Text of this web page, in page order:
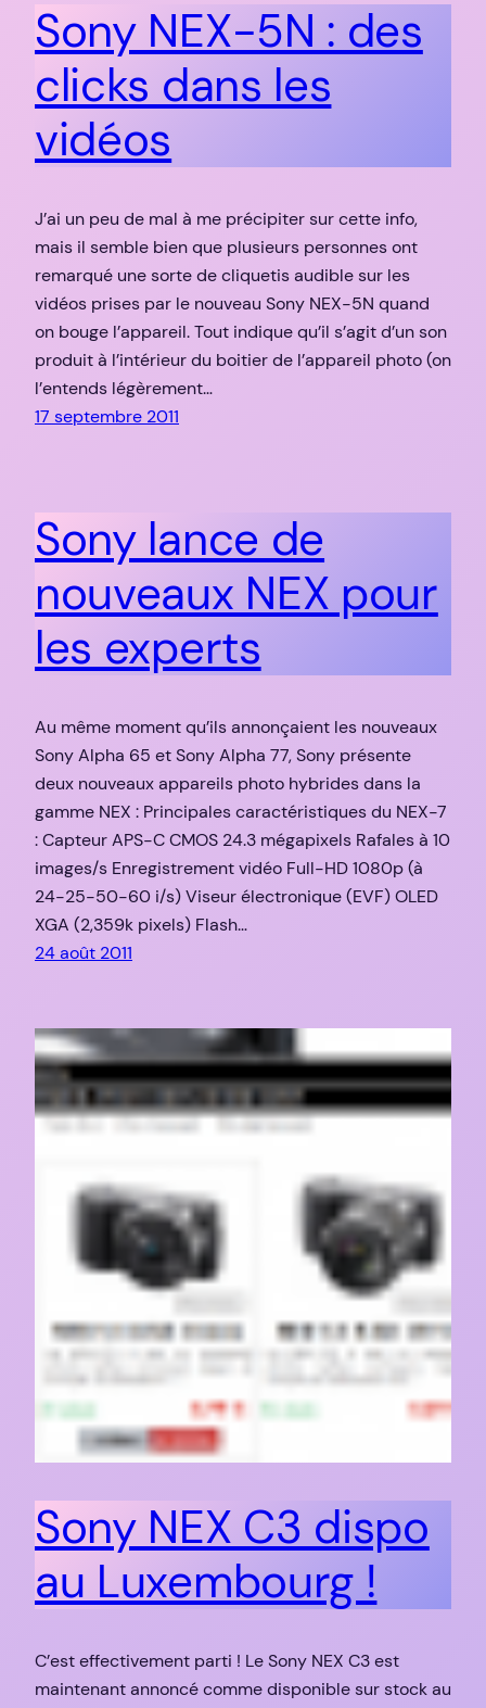
Sony NEX-5N : des
clicks dans les
vidéos
J’ai un peu de mal à me précipiter sur cette info,
mais il semble bien que plusieurs personnes ont
remarqué une sorte de cliquetis audible sur les
vidéos prises par le nouveau Sony NEX-5N quand
on bouge l’appareil. Tout indique qu’il s’agit d’un son
produit à l’intérieur du boitier de l’appareil photo (on
l’entends légèrement…
17 septembre 2011
Sony lance de
nouveaux NEX pour
les experts
Au même moment qu’ils annonçaient les nouveaux
Sony Alpha 65 et Sony Alpha 77, Sony présente
deux nouveaux appareils photo hybrides dans la
gamme NEX : Principales caractéristiques du NEX-7
: Capteur APS-C CMOS 24.3 mégapixels Rafales à 10
images/s Enregistrement vidéo Full-HD 1080p (à
24-25-50-60 i/s) Viseur électronique (EVF) OLED
XGA (2,359k pixels) Flash…
24 août 2011
Sony NEX C3 dispo
au Luxembourg !
C’est effectivement parti ! Le Sony NEX C3 est
maintenant annoncé comme disponible sur stock au